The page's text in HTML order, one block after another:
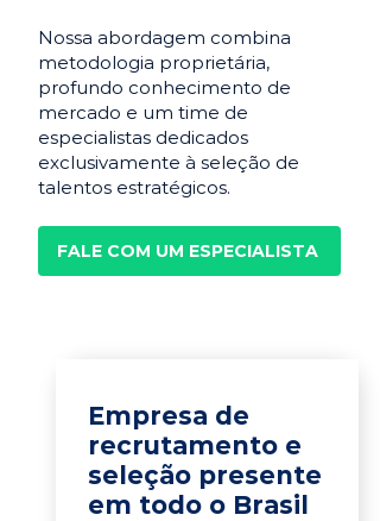
Nossa abordagem combina
metodologia proprietária,
profundo conhecimento de
mercado e um time de
especialistas dedicados
exclusivamente à seleção de
talentos estratégicos.
FALE COM UM ESPECIALISTA
Empresa de
recrutamento e
seleção presente
em todo o Brasil